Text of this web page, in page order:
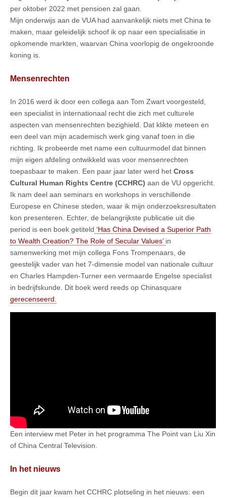
per oktober 2022 met pensioen zal gaan.
Mijn onderwijs aan de VUA had aanvankelijk niets met China te
maken, maar geleidelijk schoof ik op naar een specialisatie in
opkomende markten, waarvan China voorlopig de ongekroonde
koning is.
Mensenrechten
In 2016 werd ik door een collega aan Tom Zwart voorgesteld,
een specialist in internationaal recht die zich met culturele
aspecten van mensenrechten bezighield. Dat klikte meteen en
een deel van mijn academisch werk ging vanaf toen in die
richting. Ik probeerde met name een cultuurmodel dat binnen
mijn eigen afdeling ontwikkeld was voor mensenrechten
toepasbaar te maken. Een paar jaar later werd het Cross
Cultural Human Rights Centre (CCHRC) aan de VU opgericht.
Ik nam deel aan seminars en workshops in verschillende
Europese en Chinese steden, waar ik mijn onderzoeksresultaten
kon presenteren. Echter, de belangrijkste publicatie uit die
period is een boek getiteld ‘Has China Devised a Superior Path
to Wealth Creation? The Role of Secular Values’ in
samenwerking met mijn collega Fons Trompenaars, de
geestelijk vader van het 7-dimensie model van nationale cultuur
en Charles Hampden-Turner een vermaarde Engelse specialist
in bedrijfskunde. Dit boek werd reeds op Chinasquare
gerecenseerd.
Een interview met Peter in het programma The Point van Liu Xin
of China Central Television.
In het nieuws
Begin dit jaar kwam het CCHRC plotseling in het nieuws: een